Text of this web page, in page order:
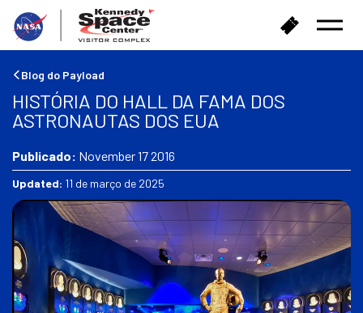
l
p
r
a
a
p
á
g
i
a
i
g
s
o
Menu
Blog do Payload
HISTÓRIA DO HALL DA FAMA DOS
ASTRONAUTAS DOS EUA
Publicado: November 17 2016
Updated: 11 de março de 2025